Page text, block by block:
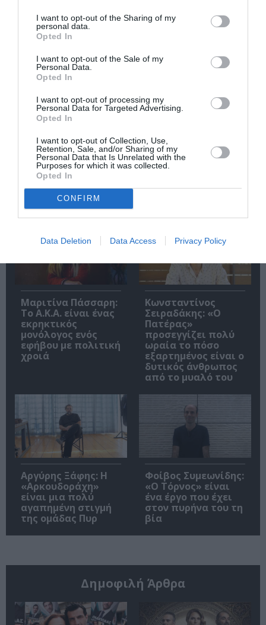
I want to opt-out of the Sharing of my
personal data.
Opted In
I want to opt-out of the Sale of my
Personal Data.
Opted In
I want to opt-out of processing my
Personal Data for Targeted Advertising.
Opted In
I want to opt-out of Collection, Use,
Retention, Sale, and/or Sharing of my
Personal Data that Is Unrelated with the
Purposes for which it was collected.
Opted In
CONFIRM
Data Deletion Data Access Privacy Policy
Newsletter
την Τέχνη και τον Πολιτισμό!
Σχετικά Video
Μαριτίνα Πάσσαρη:
Το Α.Κ.Α. είναι ένας
εκρηκτικός
μονόλογος ενός
εφήβου με πολιτική
χροιά
Κωνσταντίνος
Σειραδάκης: «O
Πατέρας»
προσεγγίζει πολύ
ωραία το πόσο
εξαρτημένος είναι ο
δυτικός άνθρωπος
από το μυαλό του
Αργύρης Ξάφης: Η
«Αρκουδοράχη»
είναι μια πολύ
αγαπημένη στιγμή
της ομάδας Πυρ
Φοίβος Συμεωνίδης:
«Ο Τόρνος» είναι
ένα έργο που έχει
στον πυρήνα του τη
βία
Δημοφιλή Άρθρα